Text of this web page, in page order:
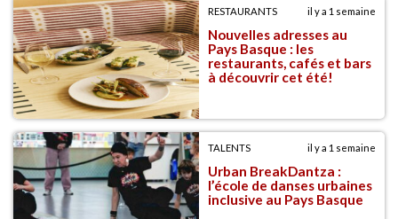
RESTAURANTS il y a 1 semaine
Nouvelles adresses au
Pays Basque : les
restaurants, cafés et bars
à découvrir cet été!
TALENTS il y a 1 semaine
Urban BreakDantza :
l’école de danses urbaines
inclusive au Pays Basque